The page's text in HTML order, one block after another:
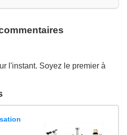
l'instant. Soyez le premier à